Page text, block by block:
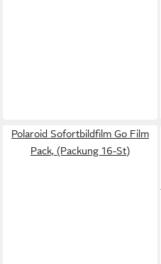
Polaroid Sofortbildfilm Go Film
Pack, (Packung 16-St)